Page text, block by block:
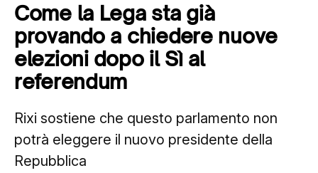
Tutti gli articoli
Contatti
Come la Lega sta già
provando a chiedere nuove
elezioni dopo il Sì al
referendum
Rixi sostiene che questo parlamento non
potrà eleggere il nuovo presidente della
Repubblica